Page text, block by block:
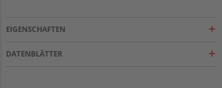
EIGENSCHAFTEN
DATENBLÄTTER